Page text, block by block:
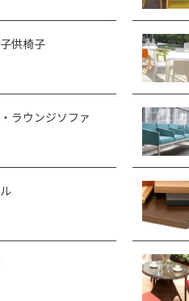
供椅子
ラウンジソファ